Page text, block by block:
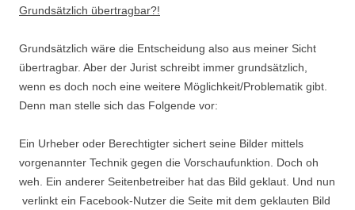
Grundsätzlich übertragbar?!
Grundsätzlich wäre die Entscheidung also aus meiner Sicht
übertragbar. Aber der Jurist schreibt immer grundsätzlich,
wenn es doch noch eine weitere Möglichkeit/Problematik gibt.
Denn man stelle sich das Folgende vor:
Ein Urheber oder Berechtigter sichert seine Bilder mittels
vorgenannter Technik gegen die Vorschaufunktion. Doch oh
weh. Ein anderer Seitenbetreiber hat das Bild geklaut. Und nun
verlinkt ein Facebook-Nutzer die Seite mit dem geklauten Bild